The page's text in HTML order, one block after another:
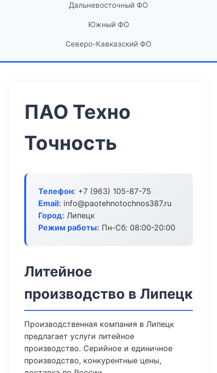
Дальневосточный ФО
Южный ФО
Северо-Кавказский ФО
ПАО Техно
Точность
Телефон: +7 (963) 105-87-75
Email: info@paotehnotochnos387.ru
Город: Липецк
Режим работы: Пн-Сб: 08:00-20:00
Литейное
производство в Липецк
Производственная компания в Липецк
предлагает услуги литейное
производство. Серийное и единичное
производство, конкурентные цены,